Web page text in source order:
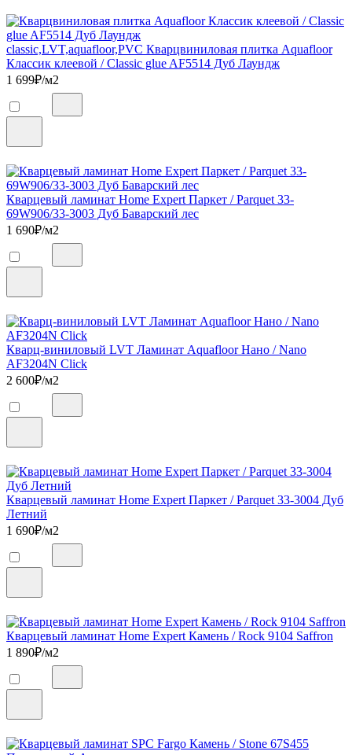
classic,LVT,aquafloor,PVC Кварцвиниловая плитка Aquafloor
Классик клеевой / Classic glue AF5514 Дуб Лаундж
1 699₽/м2
Кварцевый ламинат Home Expert Паркет / Parquet 33-
69W906/33-3003 Дуб Баварский лес
1 690₽/м2
Кварц-виниловый LVT Ламинат Aquafloor Нано / Nano
AF3204N Click
2 600₽/м2
Кварцевый ламинат Home Expert Паркет / Parquet 33-3004 Дуб
Летний
1 690₽/м2
Кварцевый ламинат Home Expert Камень / Rock 9104 Saffron
1 890₽/м2